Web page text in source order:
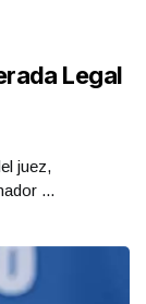
Legal
juez,
...